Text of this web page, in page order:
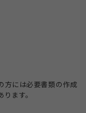
方には必要書類の作成
ます。